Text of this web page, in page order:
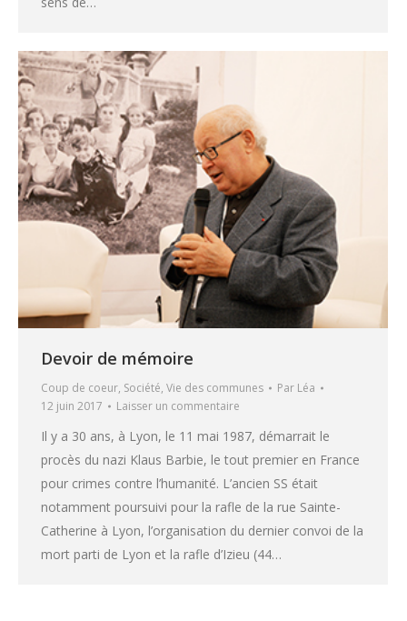
Devoir de mémoire
Coup de coeur, Société, Vie des communes Par Léa
12 juin 2017
Laisser un commentaire
Il y a 30 ans, à Lyon, le 11 mai 1987, démarrait le
procès du nazi Klaus Barbie, le tout premier en France
pour crimes contre l’humanité. L’ancien SS était
notamment poursuivi pour la rafle de la rue Sainte-
Catherine à Lyon, l’organisation du dernier convoi de la
mort parti de Lyon et la rafle d’Izieu (44…